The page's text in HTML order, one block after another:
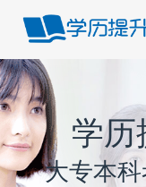
学历
大专本